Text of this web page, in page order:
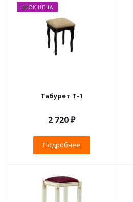
ШОК ЦЕНА
Табурет Т-1
2 720 ₽
Подробнее